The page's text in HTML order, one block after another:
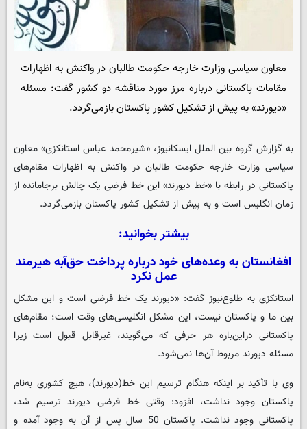
معاون سیاسی وزارت خارجه حکومت طالبان در واکنش به اظهارات
مقامات پاکستانی درباره مرز مورد مناقشه دو کشور گفت: مسئله
«دیورند» به پیش از تشکیل کشور پاکستان بازمی‌گردد.
به گزارش گروه بین المللایسکانیوز، «شیرمحمد عباس استانکزی» معاون
سیاسی وزارت خارجه حکومت طالبان در واکنش به اظهارات مقام‌های
پاکستانی در رابطه با «خط دیورند» این خط فرضی یک چالش برجامانده از
زمان انگلیس است و به پیش از تشکیل کشور پاکستان بازمی‌گردد.
بیشتر بخوانید:
افغانستان به وعده‌های خود درباره پرداخت حق‌آبه هیرمند
عمل نکرد
استانکزی به طلوع‌نیوز گفت: «دیورند یک خط فرضی است و این مشکل
بین ما و پاکستان نیست، این مشکل انگلیسی‌های وقت است؛ مقام‌های
پاکستانی دراین‌باره هر حرفی که می‌گویند، غیرقابل قبول است زیرا
مسئله دیورند مربوط آن‌ها نمی‌شود.
وی با تأکید بر اینکه هنگام ترسیم این خط(دیورند)، هیچ کشوری به‌نام
پاکستان وجود نداشت، افزود: وقتی خط فرضی دیورند ترسیم شد،
پاکستانی وجود نداشت. پاکستان 50 سال پس از آن به وجود آمده و